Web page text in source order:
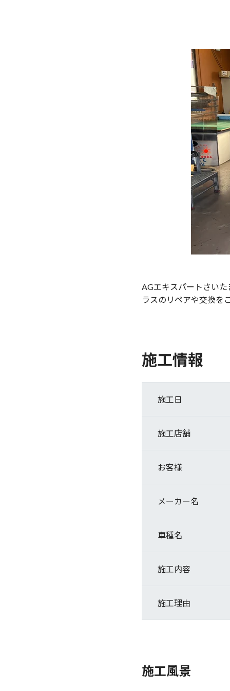
AGエキスパートさい
ラスのリペアや交換を
施工情報
施工日
施工店舗
お客様
メーカー名
車種名
施工内容
施工理由
施工風景